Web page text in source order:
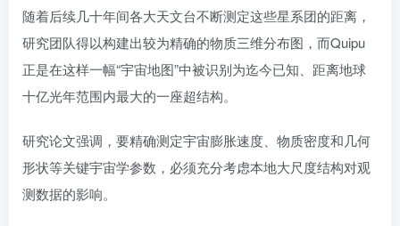
随着后续几十年间各大天文台不断测定这些星系团的距离，
研究团队得以构建出较为精确的物质三维分布图，而Quipu
正是在这样一幅“宇宙地图”中被识别为迄今已知、距离地球
十亿光年范围内最大的一座超结构。
研究论文强调，要精确测定宇宙膨胀速度、物质密度和几何
形状等关键宇宙学参数，必须充分考虑本地大尺度结构对观
测数据的影响。